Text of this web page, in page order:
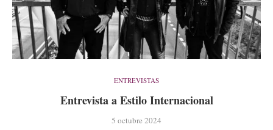
ENTREVISTAS
Entrevista a Estilo Internacional
5 octubre 2024